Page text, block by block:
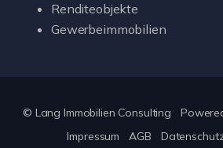
Renditeobjekte
Gewerbeimmobilien
© Lang Immobilien Consulting
Impressum
AGB